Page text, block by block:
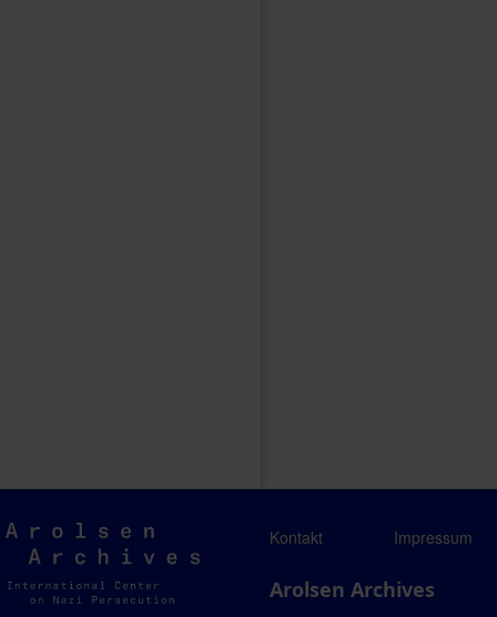
Arolsen
Archives
Kontakt Impressum
Arolsen Archives